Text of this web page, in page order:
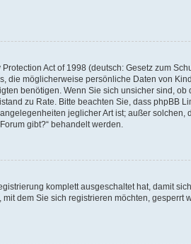
Act of 1998 (deutsch: Gesetz zum
die möglicherweise persönliche Daten von
benötigen. Wenn Sie sich unsicher sind,
zu Rate. Bitte beachten Sie, dass phpBB
jeglicher Art ist; außer solchen,
gibt?“ behandelt werden.
komplett ausgeschaltet hat, damit
dem Sie sich registrieren möchten,